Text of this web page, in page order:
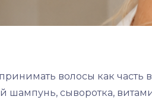
волосы как часть
шампунь, сыворотка,